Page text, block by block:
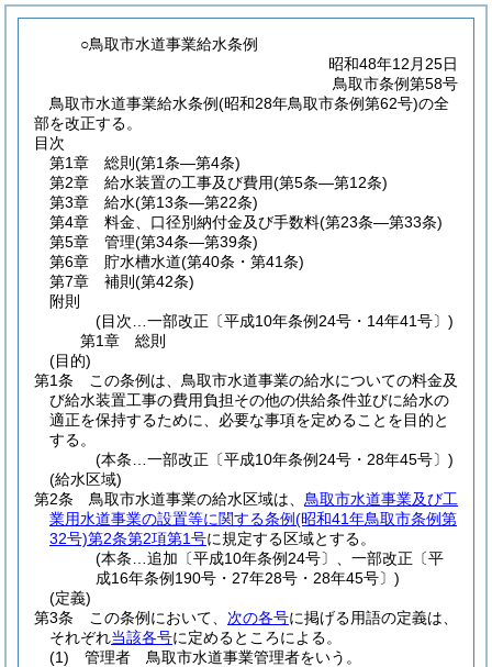
○鳥取市水道事業給水条例
昭和48年12月25日
鳥取市条例第58号
鳥取市水道事業給水条例(昭和28年鳥取市条例第62号)の全
部を改正する。
目次
第1章
総則 (第1条―第4条)
第2章
給水装置の工事及び費用(第5条―第12条)
第3章
給水(第13条―第22条)
第4章
料金、口径別納付金及び手数料(第23条―第33条)
第5章
管理(第34条―第39条)
第6章
貯水槽水道(第40条・第41条)
第7章
補則 (第42条)
附則
(目次…一部改正〔平成10年条例24号・14年41号〕)
第1章
総則
(目的)
第1条
この条例は、鳥取市水道事業の給水についての料金及
び給水装置工事の費用負担その他の供給条件並びに給水の
適正を保持するために、必要な事項を定めることを目的と
する。
(本条…一部改正〔平成10年条例24号・28年45号〕)
(給水区域)
第2条
鳥取市水道事業の給水区域は、 鳥取市水道事業及び工
業用水道事業の設置等に関する条例(昭和41年鳥取市条例第
32号)第2条第2項第1号に規定する区域とする。
(本条…追加〔平成10年条例24号〕、一部改正〔平
成16年条例190号・27年28号・28年45号〕)
(定義)
第3条
この条例において、 次の各号に掲げる用語の定義は、
それぞれ当該各号に定めるところによる。
(1)
管理者 鳥取市水道事業管理者をいう。